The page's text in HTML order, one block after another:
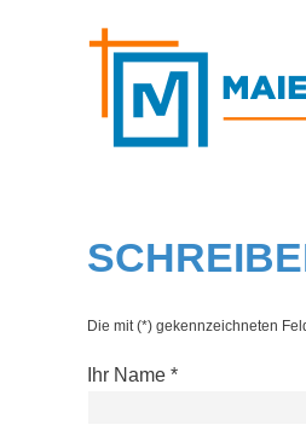
Die mit (*) gekennzeichneten
Ihr Name *